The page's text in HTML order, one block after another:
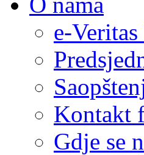
e-
Kontakt
Gdje se